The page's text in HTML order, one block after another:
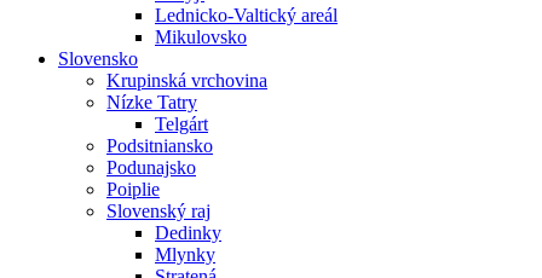
Lednicko-Valtický areál
Mikulovsko
Slovensko
Krupinská vrchovina
Nízke Tatry
Telgárt
Podsitniansko
Podunajsko
Poiplie
Slovenský raj
Dedinky
Mlynky